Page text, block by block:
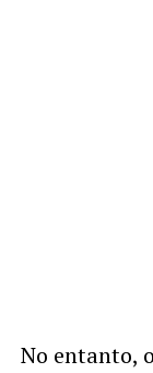
No entanto,